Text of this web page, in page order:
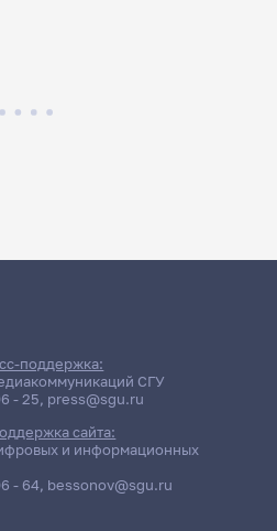
поддержка:
СГУ
- 25, press@sgu.ru
сайта:
и информационных
- 64, bessonov@sgu.ru